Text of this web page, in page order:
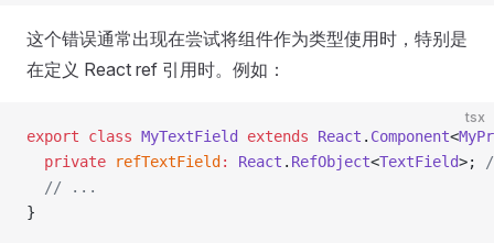
这个错误通常出现在尝试将组件作为类型使用时，特别是
在定义 React ref 引用时。例如：
tsx
export class MyTextField extends React . Component<
  private
refTextField : React . RefObject<TextField>;
  // ...
}